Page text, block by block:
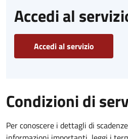
Accedi al
Accedi al servizio
Condizioni di
Per conoscere i dettagli di